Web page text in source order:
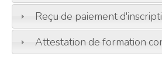
Reçu de paiement
Attestation de formation